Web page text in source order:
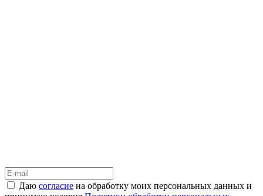
Даю согласие на обработку моих персональных данных и